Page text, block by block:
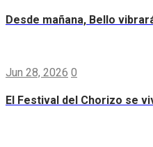
Desde mañana, Bello
Jun 28, 2026 0
El Festival del Chorizo se